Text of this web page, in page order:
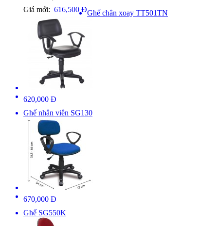
Giá mới: 616,500 ĐGhế chân xoay TT501TN
620,000 Đ
Ghế nhân viên SG130
670,000 Đ
Ghế SG550K